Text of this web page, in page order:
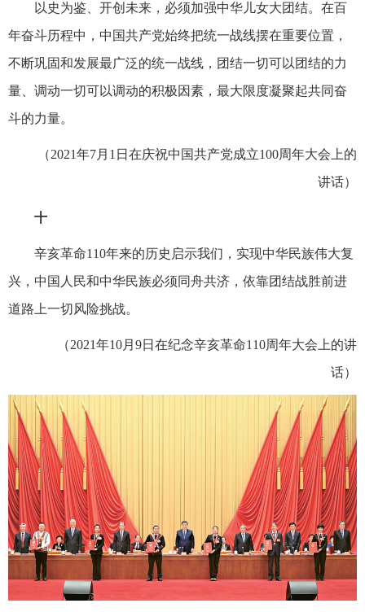
以史为鉴、开创未来，必须加强中华儿女大团结。在百
年奋斗历程中，中国共产党始终把统一战线摆在重要位置，
不断巩固和发展最广泛的统一战线，团结一切可以团结的力
量、调动一切可以调动的积极因素，最大限度凝聚起共同奋
斗的力量。
（2021年7月1日在庆祝中国共产党成立100周年大会上的
讲话）
十
辛亥革命110年来的历史启示我们，实现中华民族伟大复
兴，中国人民和中华民族必须同舟共济，依靠团结战胜前进
道路上一切风险挑战。
（2021年10月9日在纪念辛亥革命110周年大会上的讲
话）